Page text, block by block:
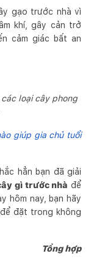
gạo trước nhà vì
khí, gây cản trở
cảm giác bất an
loại cây phong
giúp gia chủ tuổi
hẳn bạn đã giải
gì trước nhà để
hôm nay, bạn hãy
đặt trong không
Tổng hợp